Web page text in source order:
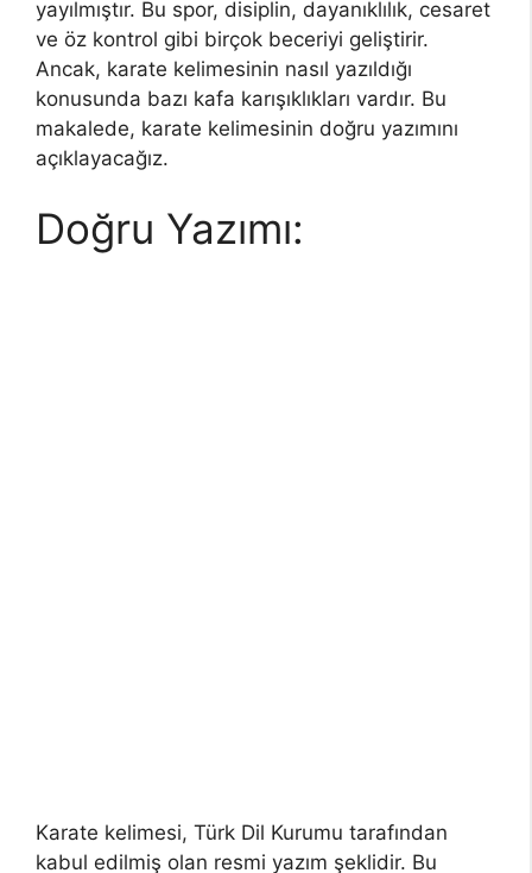
yayılmıştır. Bu spor, disiplin, dayanıklılık, cesaret
ve öz kontrol gibi birçok beceriyi geliştirir.
Ancak, karate kelimesinin nasıl yazıldığı
konusunda bazı kafa karışıklıkları vardır. Bu
makalede, karate kelimesinin doğru yazımını
açıklayacağız.
Doğru Yazımı:
Karate kelimesi, Türk Dil Kurumu tarafından
kabul edilmiş olan resmi yazım şeklidir. Bu